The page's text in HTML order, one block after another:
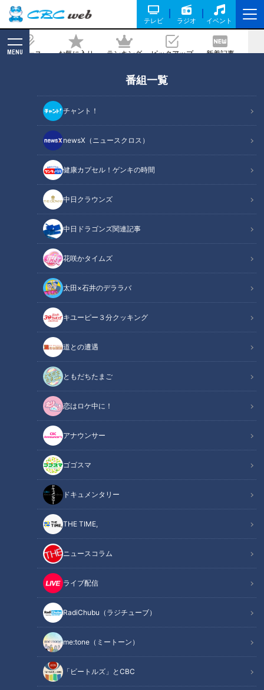
テレビ ラジオ イベント
ニュース お気に入り ランキング ピックアップ 新着記事
MENU
番組一覧
チャント！
newsX（ニュースクロス）
健康カプセル！ゲンキの時間
中日クラウンズ
中日ドラゴンズ関連記事
花咲かタイムズ
太田×石井のデララバ
キユーピー３分クッキング
道との遭遇
ともだちたまご
恋はロケ中に！
アナウンサー
ゴゴスマ
ドキュメンタリー
THE TIME,
ニュースコラム
ライブ配信
RadiChubu（ラジチューブ）
me:tone（ミートーン）
「ビートルズ」とCBC
を消すのに効果的なものは？ 専門家が臭
いの原因と対策を解説
2024/02/08 16:50
CBCテレビ：画像『チャント！』
チャント！
くらしニュース
靴や靴下を脱いだ時に、気になる足の臭い。冬は特に気になる
という人も多いのでは。足の臭いの原因は“特定悪臭物質”の
「イソ吉草酸」！皮膚と靴、それぞれの専門家に臭いの原因と
対策を聞きました！
1滴で東京ドームの体積に臭いが拡散！？ 強烈な臭いを発生
させる原因とは？
靴は1日以上乾燥！消臭スプレーは「次亜塩素酸水」がおす
オススメ関連コンテンツ
滴で東京ドームの体積に臭いが拡散！？ 強烈な
臭いを発生させる原因とは？